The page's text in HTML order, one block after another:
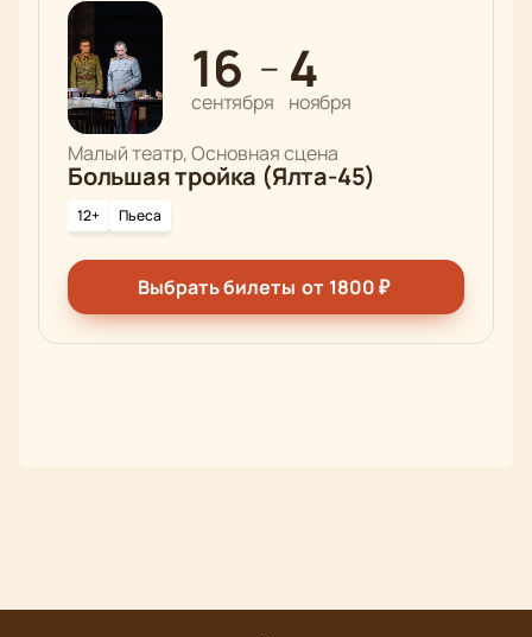
16
сентября
— 4
ноября
Малый театр, Основная сцена
Большая тройка (Ялта-45)
12+ Пьеса
Выбрать билеты от 1800₽